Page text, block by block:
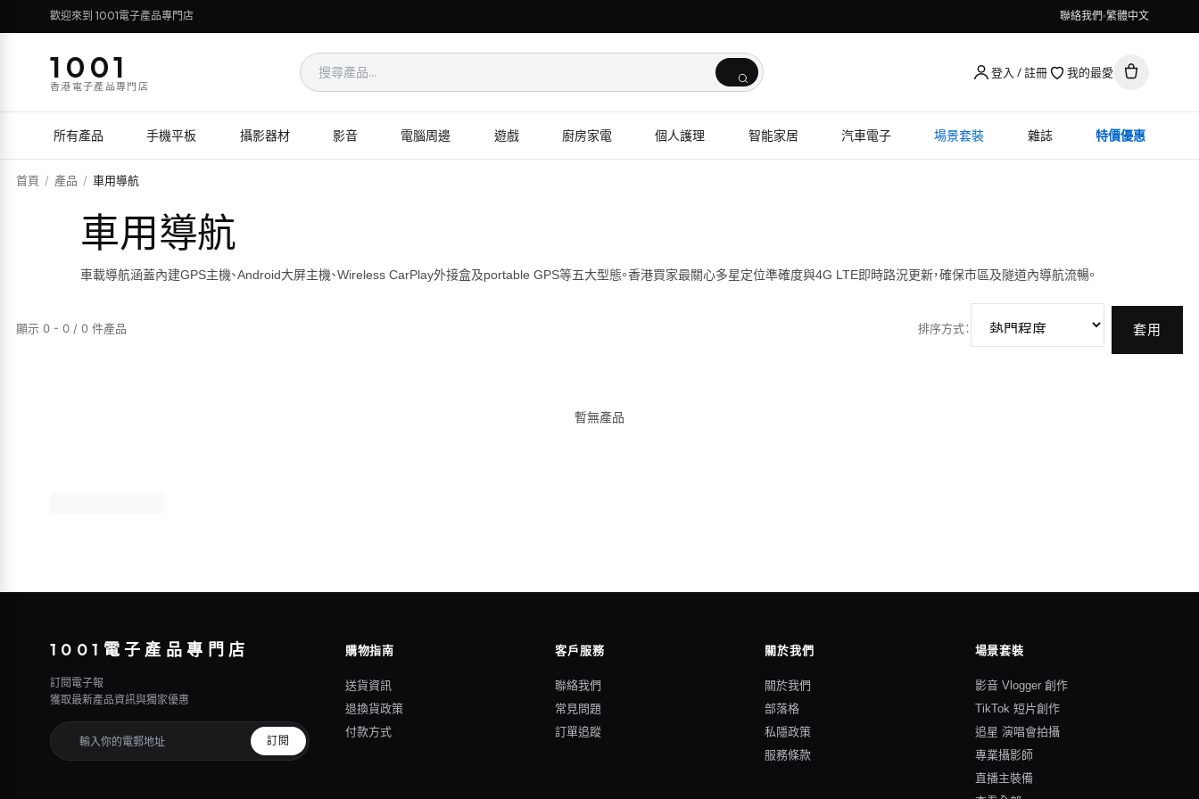
歡迎來到 1001電子產品專門店 聯絡我們 繁體中文
1001
香港電子產品專門店
登入 / 註冊 我的最愛
所有產品 手機平板 攝影器材 影音 電腦周邊 遊戲 廚房家電 個人護理 智能家居 汽車電子 場景套裝 雜誌 特價優惠
首頁 / 產品 / 車用導航
車用導航
車載導航涵蓋內建GPS主機、Android大屏主機、Wireless CarPlay外接盒及portable GPS等五大型態。香港買家最關心多星定位準確度與4G LTE即時路況更新，確保市區及隧道內導航流暢。
顯示 0 - 0 / 0 件產品 排序方式： 套用
暫無產品
1001電子產品專門店
訂閱電子報
獲取最新產品資訊與獨家優惠
訂閱
購物指南
送貨資訊
退換貨政策
付款方式
客戶服務
聯絡我們
常見問題
訂單追蹤
關於我們
關於我們
部落格
私隱政策
服務條款
場景套裝
影音 Vlogger 創作
TikTok 短片創作
追星 演唱會拍攝
專業攝影師
直播主裝備